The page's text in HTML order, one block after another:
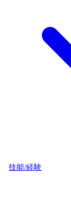
技能/経験